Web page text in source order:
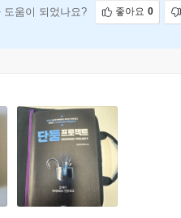
야기가 아니다. 그것은 선거 시